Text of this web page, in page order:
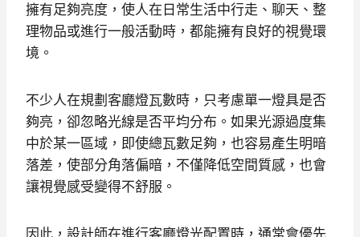
擁有足夠亮度，使人在日常生活中行走、聊天、整
理物品或進行一般活動時，都能擁有良好的視覺環
境。
不少人在規劃客廳燈瓦數時，只考慮單一燈具是否
夠亮，卻忽略光線是否平均分布。如果光源過度集
中於某一區域，即使總瓦數足夠，也容易產生明暗
落差，使部分角落偏暗，不僅降低空間質感，也會
讓視覺感受變得不舒服。
因此，設計師在進行客廳燈光配置時，通常會優先